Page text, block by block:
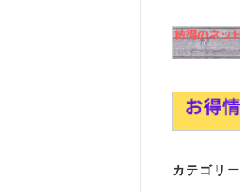
カテゴリー